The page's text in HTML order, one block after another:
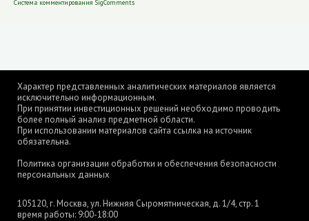
Система комментирования SigComments
Характер представленных аналитических материалов является
исключительно информационным.
При принятии инвестиционных решений необходимо проводить
более полный анализ предметной области.
При использовании материалов сайта ссылка на источник
обязательна.
Политика организации обработки и обеспечения безопасности
персональных данных
105120, г. Москва, ул. Нижняя Сыромятническая, д. 1/4, стр. 1
время работы: 9:00-18:00